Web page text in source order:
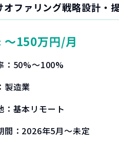
オファリング戦略設計・
〜150万円/月
50%〜100%
製造業
基本リモート
間： 2026年5月～未定